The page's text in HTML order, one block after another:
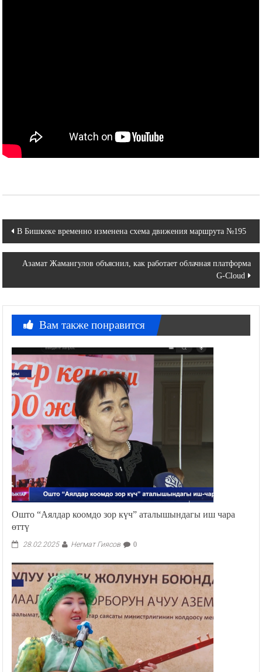
Навигация
по
записям
В Бишкеке временно изменена схема движения маршрута №195
Азамат Жамангулов объяснил, как работает облачная платформа
G-Cloud
Вам также понравится
Ошто “Аялдар коомдо зор күч” аталышындагы иш чара
өттү
28.02.2025 Негмат Гиясов 0